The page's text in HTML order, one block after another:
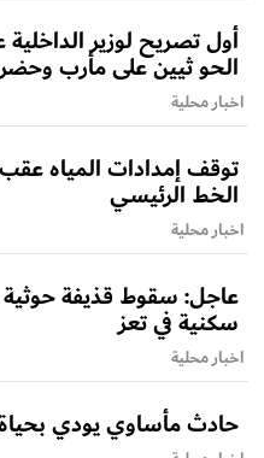
أول تصريح لوزير
الحو ثيين على مأرب
اخبار محلية
توقف إمدادات المياه
الخط الرئيسي
اخبار محلية
عاجل: سقوط قذيفة حوثية
سكنية في تعز
اخبار محلية
حادث مأساوي يودي